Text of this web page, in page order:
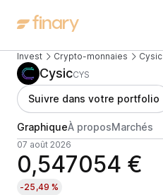
Invest Crypto-monnaies Cysic
CysicCYS
Suivre dans votre portfolio
GraphiqueÀ proposMarchés
07 août 2026
0,547054 €
-25,49 %